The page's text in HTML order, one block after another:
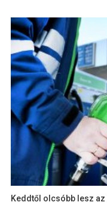
Keddtől olcsóbb lesz